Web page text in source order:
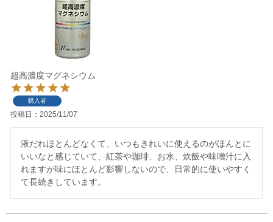
超高濃度マグネシウム
購入者
投稿日 2025/11/07
液だれほとんどなくて、いつもきれいに使えるのがほんとに
いいなと感じていて、紅茶や珈琲、お水、炊飯や味噌汁に入
れますが味にほとんど影響しないので、日常的に使いやすく
て長続きしています。